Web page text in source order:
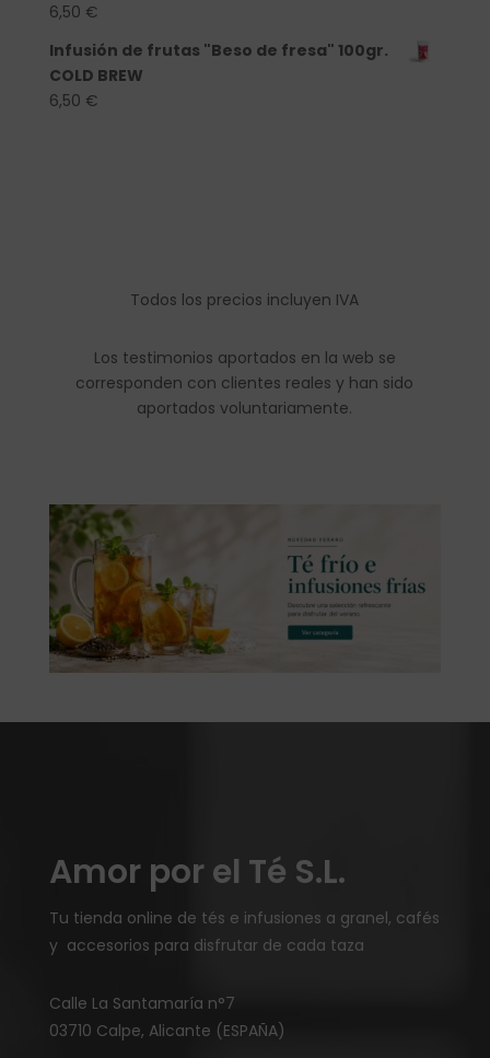
6,50 €
Infusión de frutas "Beso de fresa" 100gr.
COLD BREW
6,50 €
Todos los precios incluyen IVA
Los testimonios aportados en la web se
corresponden con clientes reales y han sido
aportados voluntariamente.
Amor por el Té S.L.
Tu tienda online de tés e infusiones a granel, cafés
y accesorios para disfrutar de cada taza
Calle La Santamaría n°7
03710 Calpe, Alicante (ESPAÑA)